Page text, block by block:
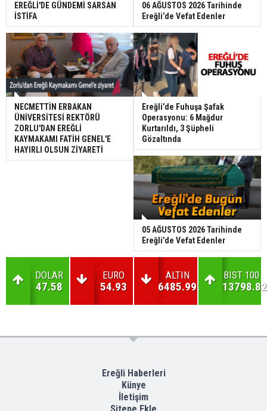
EREĞLİ'DE GÜNDEMİ SARSAN
İSTİFA
06 AĞUSTOS 2026 Tarihinde
Ereğli’de Vefat Edenler
NECMETTİN ERBAKAN
ÜNİVERSİTESİ REKTÖRÜ
ZORLU'DAN EREĞLİ
KAYMAKAMI FATİH GENEL'E
HAYIRLI OLSUN ZİYARETİ
Ereğli’de Fuhuşa Şafak
Operasyonu: 6 Mağdur
Kurtarıldı, 3 Şüpheli
Gözaltında
05 AĞUSTOS 2026 Tarihinde
Ereğli’de Vefat Edenler
DOLAR
47.58
EURO
54.93
ALTIN
6485.99
BIST 100
13798.82
Ereğli Haberleri
Künye
İletişim